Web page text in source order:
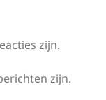
zijn.
zijn.